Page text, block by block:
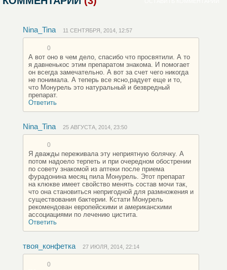
Nina_Tina 11 СЕНТЯБРЯ, 2014, 12:57
0
А вот оно в чем дело, спасибо что просвятили. А то
я давненькос этим препаратом знакома. И помогает
он всегда замечательно. А вот за счет чего никогда
не понимала. А теперь все ясно,радует еще и то,
что Монурель это натуральный и безвредный
препарат.
Ответить
Nina_Tina 25 АВГУСТА, 2014, 23:50
0
Я дважды переживала эту неприятную болячку. А
потом надоело терпеть и при очередном обострении
по совету знакомой из аптеки после приема
фурадонина месяц пила Монурель. Этот препарат
на клюкве имеет свойство менять состав мочи так,
что она становиться непригодной для размножения и
существования бактерии. Кстати Монурель
рекомендован европейскими и американскими
ассоциациями по лечению цистита.
Ответить
твоя_конфетка 27 ИЮЛЯ, 2014, 22:14
0